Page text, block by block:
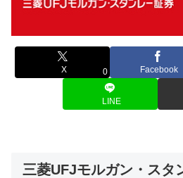
X 0 Facebook
LINE
三菱UFJモルガン・スタ